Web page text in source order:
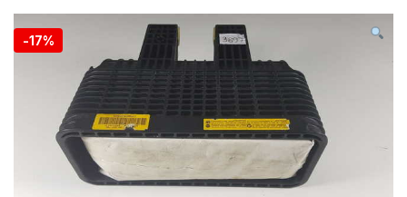
-17%